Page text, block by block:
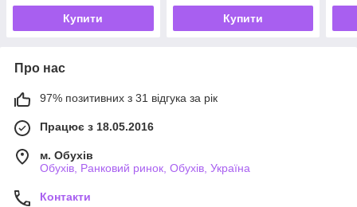
Купити Купити
Про нас
97% позитивних з 31 відгука за рік
Працює з 18.05.2016
м. Обухів
Обухів, Ранковий ринок, Обухів, Україна
Контакти